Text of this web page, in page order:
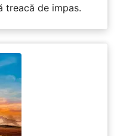
treacă de impas.